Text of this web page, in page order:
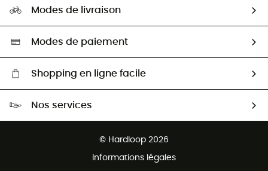
Seconde Main
Aide & Contact
HardGuides
Sélection éco-responsable
Modes de livraison
Modes de paiement
Shopping en ligne facile
Nos services
© Hardloop 2026
Informations légales